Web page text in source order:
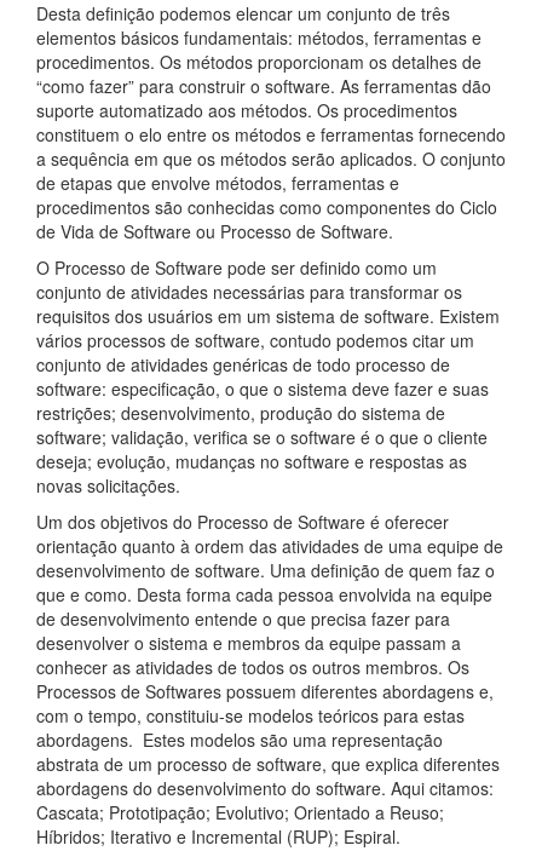
Desta definição podemos elencar um conjunto de três
elementos básicos fundamentais: métodos, ferramentas e
procedimentos. Os métodos proporcionam os detalhes de
“como fazer” para construir o software. As ferramentas dão
suporte automatizado aos métodos. Os procedimentos
constituem o elo entre os métodos e ferramentas fornecendo
a sequência em que os métodos serão aplicados. O conjunto
de etapas que envolve métodos, ferramentas e
procedimentos são conhecidas como componentes do Ciclo
de Vida de Software ou Processo de Software.
O Processo de Software pode ser definido como um
conjunto de atividades necessárias para transformar os
requisitos dos usuários em um sistema de software. Existem
vários processos de software, contudo podemos citar um
conjunto de atividades genéricas de todo processo de
software: especificação, o que o sistema deve fazer e suas
restrições; desenvolvimento, produção do sistema de
software; validação, verifica se o software é o que o cliente
deseja; evolução, mudanças no software e respostas as
novas solicitações.
Um dos objetivos do Processo de Software é oferecer
orientação quanto à ordem das atividades de uma equipe de
desenvolvimento de software. Uma definição de quem faz o
que e como. Desta forma cada pessoa envolvida na equipe
de desenvolvimento entende o que precisa fazer para
desenvolver o sistema e membros da equipe passam a
conhecer as atividades de todos os outros membros. Os
Processos de Softwares possuem diferentes abordagens e,
com o tempo, constituiu-se modelos teóricos para estas
abordagens. Estes modelos são uma representação
abstrata de um processo de software, que explica diferentes
abordagens do desenvolvimento do software. Aqui citamos:
Cascata; Prototipação; Evolutivo; Orientado a Reuso;
Híbridos; Iterativo e Incremental (RUP); Espiral.